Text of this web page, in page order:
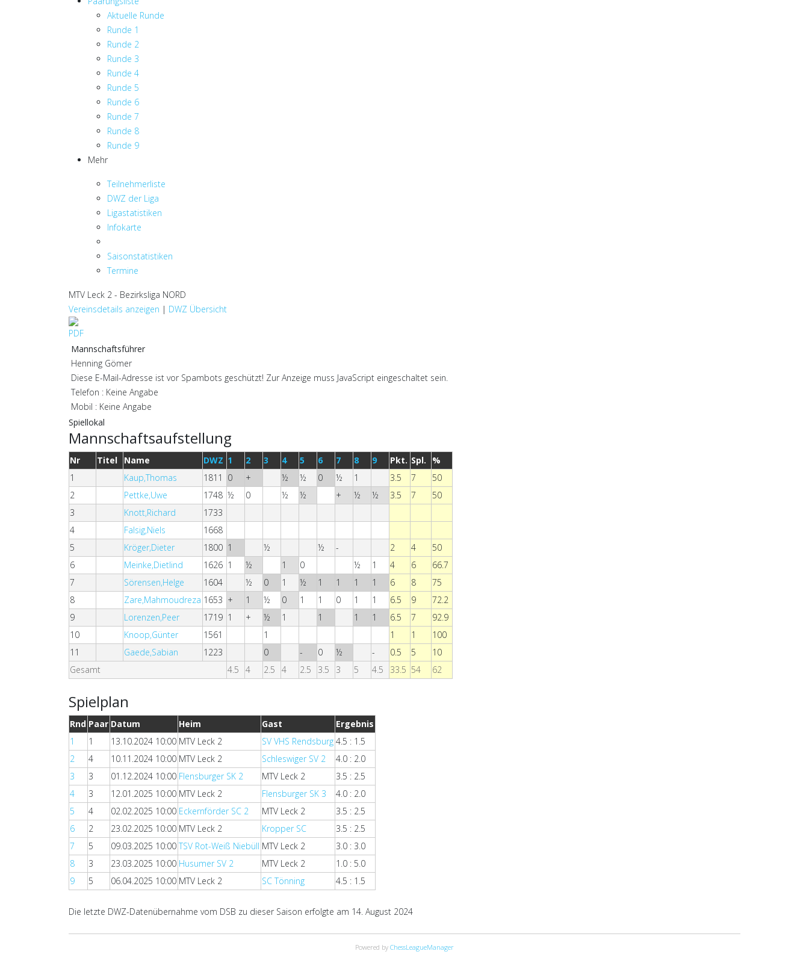
Aktuelle Runde
Runde 1
Runde 2
Runde 3
Runde 4
Runde 5
Runde 6
Runde 7
Runde 8
Runde 9
Mehr
Teilnehmerliste
DWZ der Liga
Ligastatistiken
Infokarte
Saisonstatistiken
Termine
MTV Leck 2 - Bezirksliga NORD
Vereinsdetails anzeigen | DWZ Übersicht
Mannschaftsführer
Henning Gömer
Diese E-Mail-Adresse ist vor Spambots geschützt! Zur Anzeige muss JavaScript eingeschaltet sein.
Telefon : Keine Angabe
Mobil : Keine Angabe
Spiellokal
Mannschaftsaufstellung
Nr Titel Name DWZ 1 2 3 4 5 6 7 8 9 Pkt. Spl.
%
1
Kaup,Thomas 1811 0 + ½ ½ 0 ½ 1 3.5 7
50
2
Pettke,Uwe 1748 ½ 0 ½ ½ + ½ ½ 3.5 7
50
3
Knott,Richard
1733
4
Falsig,Niels
1668
5
Kröger,Dieter 1800 1 ½ ½ - 2 4
50
6
Meinke,Dietlind 1626 1 ½ 1 0 ½ 1 4 6
66.7
7
Sörensen,Helge 1604 ½ 0 1 ½ 1 1 1 1 6 8
75
8
Zare,Mahmoudreza 1653 + 1 ½ 0 1 1 0 1 1 6.5 9
72.2
9
Lorenzen,Peer 1719 1 + ½ 1 1 1 1 6.5 7
92.9
10
Knoop,Günter 1561 1 1 1
100
11
Gaede,Sabian 1223 0 - 0 ½ - 0.5 5
10
Gesamt
4.5 4 2.5 4 2.5 3.5 3 5 4.5 33.5 54 62
Spielplan
Rnd Paar Datum Heim Gast
Ergebnis
1
1 13.10.2024 10:00 MTV Leck 2 SV VHS Rendsburg 4.5 : 1.5
2
4 10.11.2024 10:00 MTV Leck 2 Schleswiger SV 2
4.0 : 2.0
3
3 01.12.2024 10:00 Flensburger SK 2 MTV Leck 2
3.5 : 2.5
4
3 12.01.2025 10:00 MTV Leck 2 Flensburger SK 3
4.0 : 2.0
5
4 02.02.2025 10:00 Eckernförder SC 2 MTV Leck 2
3.5 : 2.5
6
2 23.02.2025 10:00 MTV Leck 2 Kropper SC
3.5 : 2.5
7
5 09.03.2025 10:00 TSV Rot-Weiß Niebüll MTV Leck 2
3.0 : 3.0
8
3 23.03.2025 10:00 Husumer SV 2 MTV Leck 2
1.0 : 5.0
9
5 06.04.2025 10:00 MTV Leck 2 SC Tönning 4.5 : 1.5
Die letzte DWZ-Datenübernahme vom DSB zu dieser Saison erfolgte am 14. August 2024
Powered by ChessLeagueManager